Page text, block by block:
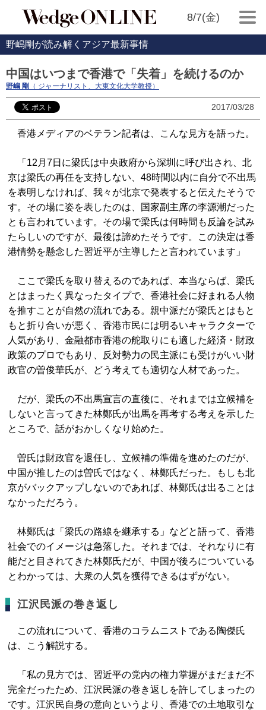
8/7(金)
野嶋剛が読み解くアジア最新事情
中国はいつまで香港で「失着」を続けるのか
野嶋 剛 （ ジャーナリスト、大東文化大学教授）
2017/03/28
香港メディアのベテラン記者は、こんな見方を語った。
「12月7日に梁氏は中央政府から深圳に呼び出され、北
京は梁氏の再任を支持しない、48時間以内に自分で不出馬
を表明しなければ、我々が北京で発表すると伝えたそうで
す。その場に姿を表したのは、国家副主席の李源潮だった
とも言われています。その場で梁氏は何時間も反論を試み
たらしいのですが、最後は諦めたそうです。この決定は香
港情勢を懸念した習近平が主導したと言われています」
ここで梁氏を取り替えるのであれば、本当ならば、梁氏
とはまったく異なったタイプで、香港社会に好まれる人物
を推すことが自然の流れである。親中派だが梁氏とはもと
もと折り合いが悪く、香港市民には明るいキャラクターで
人気があり、金融都市香港の舵取りにも適した経済・財政
政策のプロでもあり、反対勢力の民主派にも受けがいい財
政官の曽俊華氏が、どう考えても適切な人材であった。
だが、梁氏の不出馬宣言の直後に、それまでは立候補を
しないと言ってきた林鄭氏が出馬を再考する考えを示した
ところで、話がおかしくなり始めた。
曽氏は財政官を退任し、立候補の準備を進めたのだが、
中国が推したのは曽氏ではなく、林鄭氏だった。もしも北
京がバックアップしないのであれば、林鄭氏は出ることは
なかっただろう。
林鄭氏は「梁氏の路線を継承する」などと語って、香港
社会でのイメージは急落した。それまでは、それなりに有
能だと目されてきた林鄭氏だが、中国が後ろについている
とわかっては、大衆の人気を獲得できるはずがない。
江沢民派の巻き返し
この流れについて、香港のコラムニストである陶傑氏
は、こう解説する。
「私の見方では、習近平の党内の権力掌握がまだまだ不
完全だったため、江沢民派の巻き返しを許してしまったの
です。江沢民自身の意向というより、香港での土地取引な